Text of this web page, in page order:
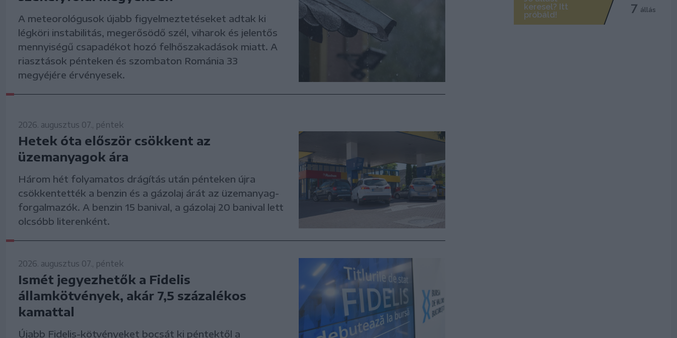
A meteorológusok újabb figyelmeztetéseket adtak ki
légköri instabilitás, megerősödő szél, viharok és jelentős
mennyiségű csapadékot hozó felhőszakadások miatt. A
riasztások pénteken és szombaton Románia 33
megyéjére érvényesek.
2026. augusztus 07., péntek
Hetek óta először csökkent az
üzemanyagok ára
Három hét folyamatos drágítás után pénteken újra
csökkentették a benzin és a gázolaj árát az üzemanyag-
forgalmazók. A benzin 15 banival, a gázolaj 20 banival lett
olcsóbb literenként.
2026. augusztus 07., péntek
Ismét jegyezhetők a Fidelis
államkötvények, akár 7,5 százalékos
kamattal
Újabb Fidelis-kötvényeket bocsát ki péntektől a